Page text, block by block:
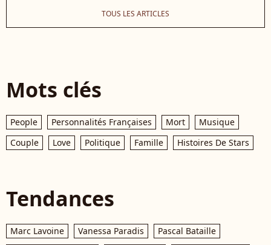
TOUS LES ARTICLES
Mots clés
People Personnalités Françaises Mort
Musique
Couple
Love Politique Famille Histoires De Stars
Tendances
Marc Lavoine Vanessa Paradis
Pascal Bataille